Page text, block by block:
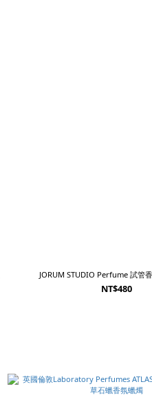
JORUM STUDIO Perfume 試管
NT$480